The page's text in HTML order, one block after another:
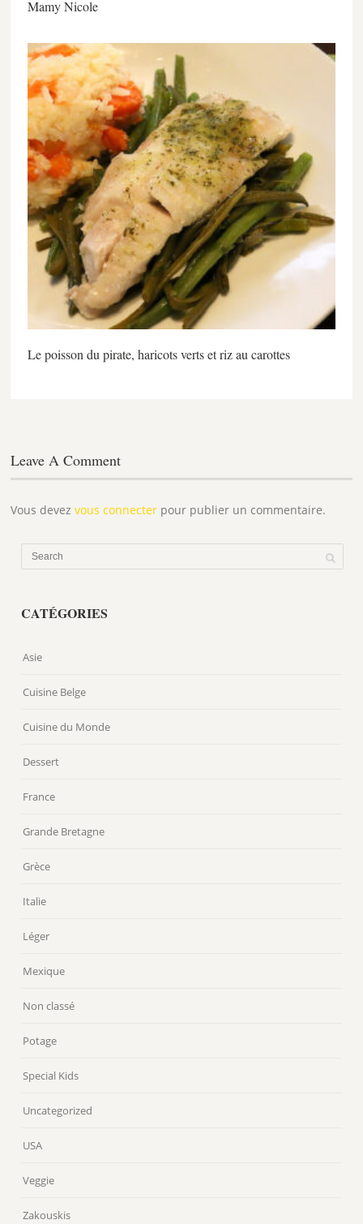
Mamy Nicole
Le poisson du pirate, haricots verts et riz au carottes
Leave A Comment
Vous devezvous connecter pour publier un commentaire.
CATÉGORIES
Asie
Cuisine Belge
Cuisine du Monde
Dessert
France
Grande Bretagne
Grèce
Italie
Léger
Mexique
Non classé
Potage
Special Kids
Uncategorized
USA
Veggie
Zakouskis